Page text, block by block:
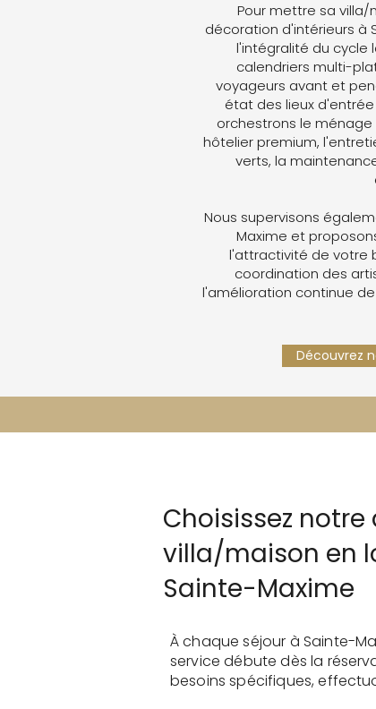
Pour mettre sa
décoration d'intérieurs à
l'intégralité du cycle
calendriers multi-
voyageurs avant et
état des lieux
orchestrons le
hôtelier premium,
verts, la
Nous supervisons
Maxime et
l'attractivité de votre
coordination des
l'amélioration continue
Découvrez
Choisissez
villa/maison en
Sainte-Maxime
À chaque séjour à Sainte-
service débute dès la
besoins spécifiques,